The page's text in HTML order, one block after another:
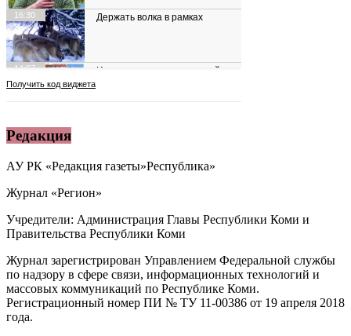
Редакция
АУ РК «Редакция газеты»Республика»
Журнал «Регион»
Учредители: Администрация Главы Республики Коми и
Правительства Республики Коми
Журнал зарегистрирован Управлением Федеральной службы
по надзору в сфере связи, информационных технологий и
массовых коммуникаций по Республике Коми.
Регистрационный номер ПИ № ТУ 11-00386 от 19 апреля 2018
года.